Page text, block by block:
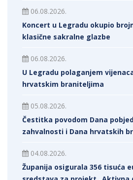
06.08.2026.
Koncert u Legradu okupio
klasične sakralne glazbe
06.08.2026.
U Legradu polaganjem
hrvatskim braniteljima
05.08.2026.
Čestitka povodom Dana
zahvalnosti i Dana hrvatskih
04.08.2026.
Županija osigurala 356 tisuća